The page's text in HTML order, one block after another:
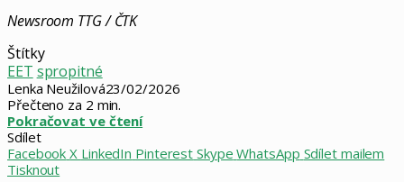
Newsroom TTG / ČTK
Štítky
EET spropitné
Lenka Neužilová23/02/2026
Přečteno za 2 min.
Pokračovat ve čtení
Sdílet
Facebook X LinkedIn Pinterest Skype WhatsApp Sdílet mailem
Tisknout